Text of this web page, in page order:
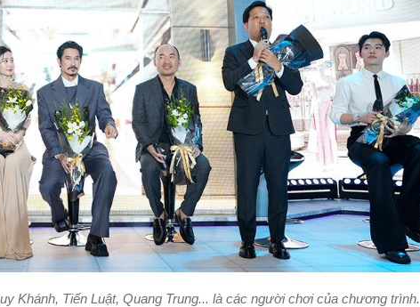
Khánh, Tiến Luật, Quang Trung... là các người chơi của chương trình.